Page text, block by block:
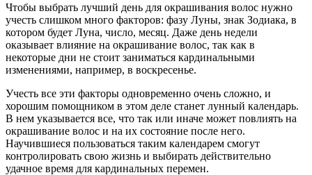
Чтобы выбрать лучший день для окрашивания волос нужно
учесть слишком много факторов: фазу Луны, знак Зодиака, в
котором будет Луна, число, месяц. Даже день недели
оказывает влияние на окрашивание волос, так как в
некоторые дни не стоит заниматься кардинальными
изменениями, например, в воскресенье.
Учесть все эти факторы одновременно очень сложно, и
хорошим помощником в этом деле станет лунный календарь.
В нем указывается все, что так или иначе может повлиять на
окрашивание волос и на их состояние после него.
Научившиеся пользоваться таким календарем смогут
контролировать свою жизнь и выбирать действительно
удачное время для кардинальных перемен.